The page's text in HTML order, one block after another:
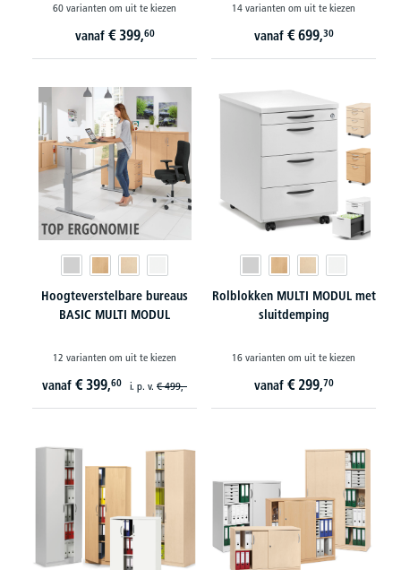
60 varianten om uit te kiezen
vanaf € 399,60
14 varianten om uit te kiezen
vanaf € 699,30
Hoogteverstelbare bureaus
BASIC MULTI MODUL
12 varianten om uit te kiezen
vanaf € 399,60 i. p. v. € 499,-
Rolblokken MULTI MODUL met
sluitdemping
16 varianten om uit te kiezen
vanaf € 299,70